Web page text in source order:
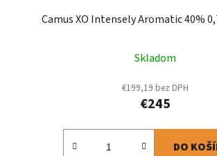
Camus XO Intensely Aromatic 40%
Skladom
€199,19 bez DPH
€245
DO